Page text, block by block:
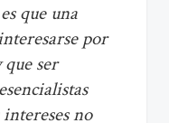
que una
por
ser
no